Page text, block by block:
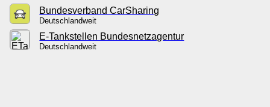
Bundesverband CarSharing
Deutschlandweit
E-Tankstellen Bundesnetzagentur
Deutschlandweit